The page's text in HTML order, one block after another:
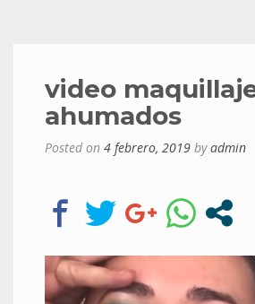
video
ahumados
Posted on 4 febrero, 2019 byadmin